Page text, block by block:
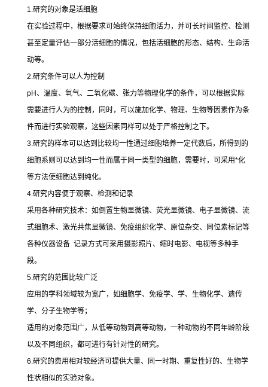
1.研究的对象是活细胞
在实验过程中，根据要求可始终保持细胞活力，并可长时间监控、检测
甚至定量评估一部分活细胞的情况，包括活细胞的形态、结构、生命活
动等。
2.研究条件可以人为控制
pH、温度、氧气、二氧化碳、张力等物理化学的条件，可以根据实际
需要进行人为的控制，同时，可以施加化学、物理、生物等因素作为条
件而进行实验观察，这些因素同样可以处于严格控制之下。
3.研究的样本可以达到比较均一性通过细胞培养一定代数后，所得到的
细胞系则可以达到均一性而属于同一类型的细胞，需要时，可采用*化
等方法使细胞达到纯化。
4.研究内容便于观察、检测和记录
采用各种研究技术：如倒置生物显微镜、荧光显微镜、电子显微镜、流
式细胞术、激光共焦显微镜、免疫组织化学、原位杂交、同位素标记等
各种仪器设备 记录方式可采用摄影照片、缩时电影、电视等多种手
段。
5.研究的范围比较广泛
应用的学科领域较为宽广，如细胞学、免疫学、学、生物化学、遗传
学、分子生物学等；
适用的对象范围广，从低等动物到高等动物，一种动物的不同年龄阶段
以及不同组织，都可进行有针对性的研究。
6.研究的费用相对较经济可提供大量、同一时期、重复性好的、生物学
性状相似的实验对象。